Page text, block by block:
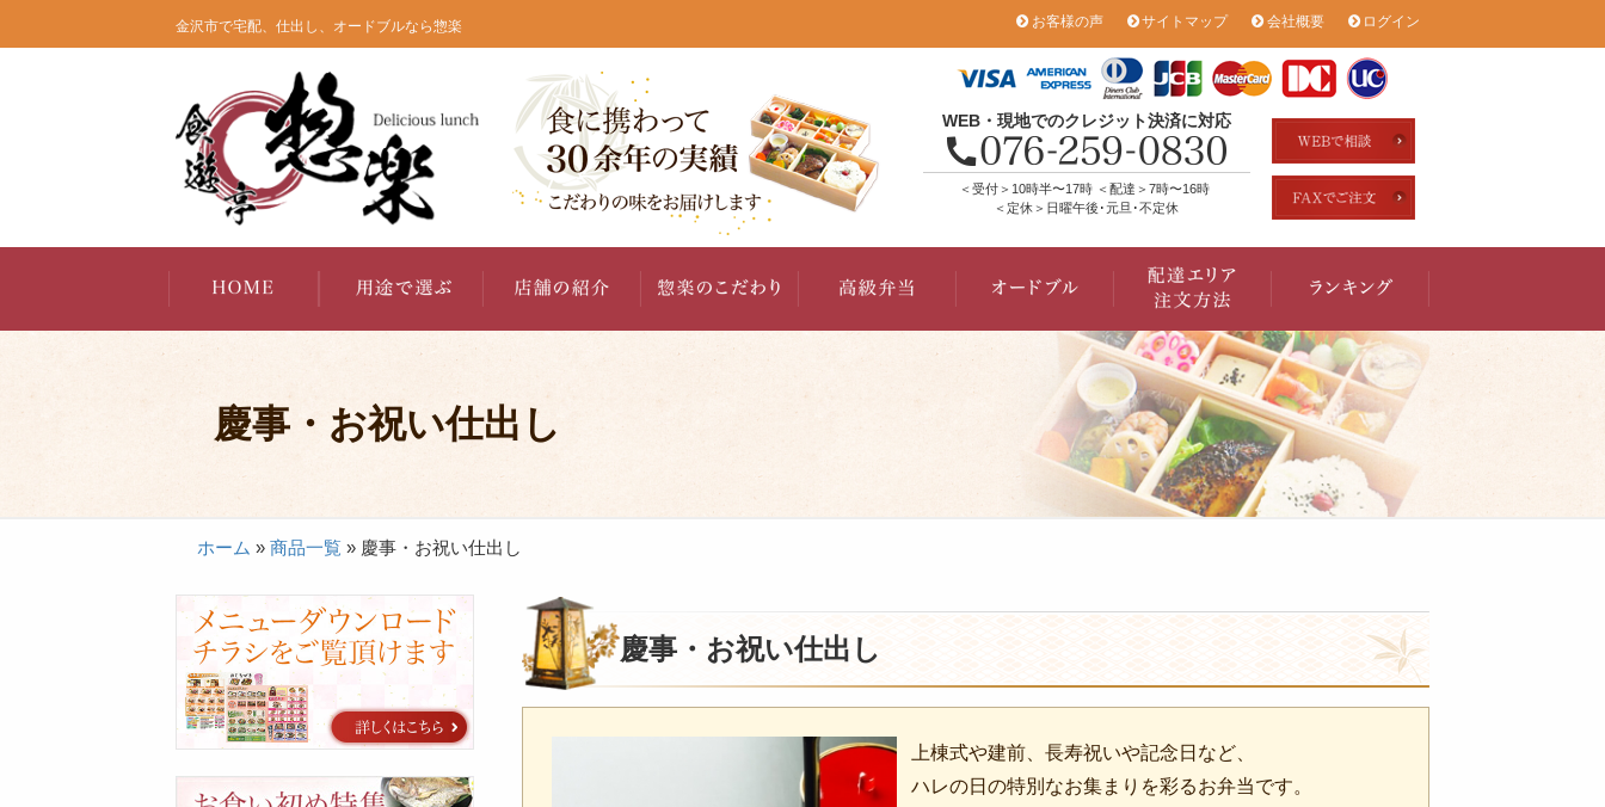
ッ
金沢市で宅配、仕出し、オードブルなら惣楽 お客様の声 サイトマップ 会社概要 ログイン
WEB・現地でのクレジット決済に対応
＜受付＞10時半〜17時 ＜配達＞7時〜16時
＜定休＞日曜午後･元旦･不定休
慶事・お祝い仕出し
ホーム » 商品一覧 » 慶事・お祝い仕出し
慶事・お祝い仕出し
上棟式や建前、長寿祝いや記念日など、
ハレの日の特別なお集まりを彩るお弁当です。
カ
ロ
グ